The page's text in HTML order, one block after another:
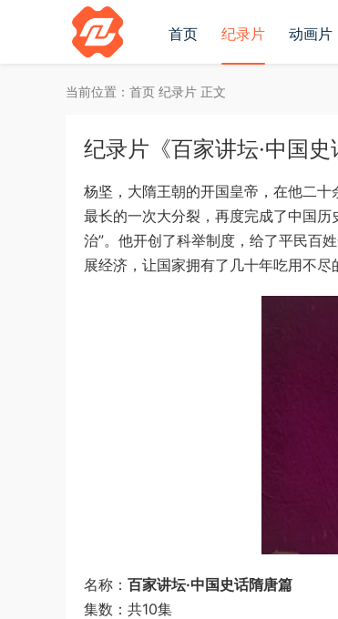
首页 纪录片 动画片
当前位置： 首页 纪录片 正文
纪录片《百家讲坛·中国
杨坚，大隋王朝的开国皇帝，在他二
最长的一次大分裂，再度完成了中国
治”。他开创了科举制度，给了平民百
展经济，让国家拥有了几十年吃用不
名称： 百家讲坛·中国史话隋唐篇
集数：共10集